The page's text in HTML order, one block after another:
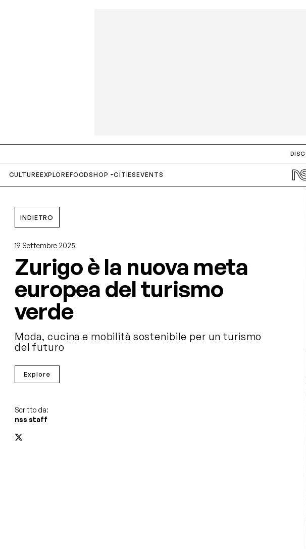
CULTUREEXPLOREFOODSHOP CITIESEVENTS
INDIETRO
19 Settembre 2025
Zurigo è la nuova meta
europea del turismo
verde
Moda, cucina e mobilità sostenibile per un turismo
del futuro
Explore
Scritto da:
nss staff
INVIA